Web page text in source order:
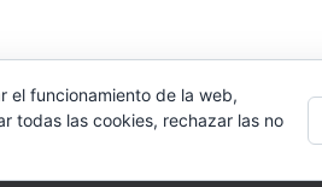
el funcionamiento de la web,
todas las cookies, rechazar las no